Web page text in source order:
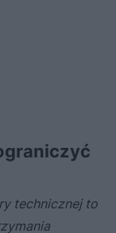
technicznej to